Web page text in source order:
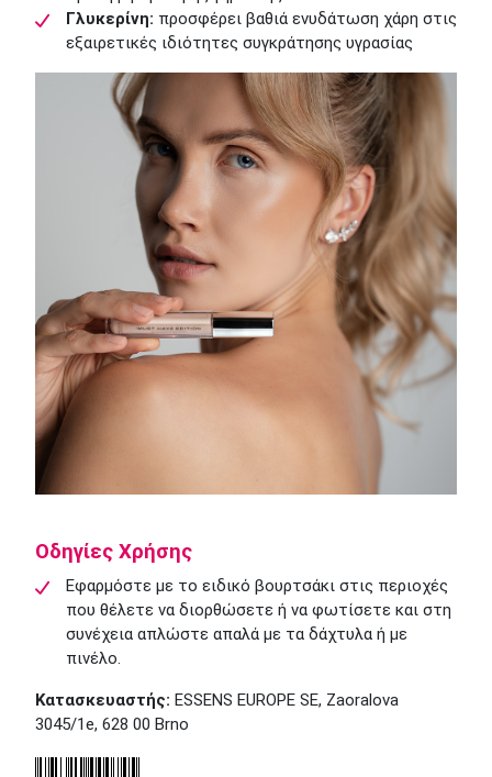
Γλυκερίνη: προσφέρει βαθιά ενυδάτωση χάρη στις
εξαιρετικές ιδιότητες συγκράτησης υγρασίας
Οδηγίες Χρήσης
Εφαρμόστε με το ειδικό βουρτσάκι στις περιοχές
που θέλετε να διορθώσετε ή να φωτίσετε και στη
συνέχεια απλώστε απαλά με τα δάχτυλα ή με
πινέλο.
Κατασκευαστής: ESSENS EUROPE SE, Zaoralova
3045/1e, 628 00 Brno